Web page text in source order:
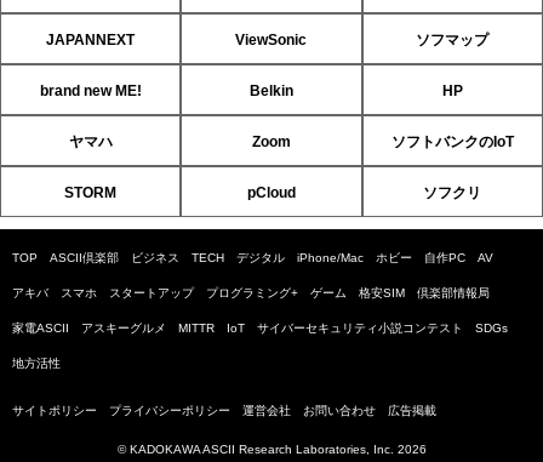
JAPANNEXT ViewSonic ソフマップ
brand new ME! Belkin HP
ヤマハ Zoom ソフトバンクのIoT
STORM pCloud ソフクリ
TOP ASCII倶楽部 ビジネス TECH デジタル iPhone/Mac ホビー 自作PC AV
アキバ スマホ スタートアップ プログラミング+ ゲーム 格安SIM 倶楽部情報局
家電ASCII アスキーグルメ MITTR IoT サイバーセキュリティ小説コンテスト SDGs
地方活性
サイトポリシー プライバシーポリシー 運営会社 お問い合わせ 広告掲載
© KADOKAWA ASCII Research Laboratories, Inc. 2026